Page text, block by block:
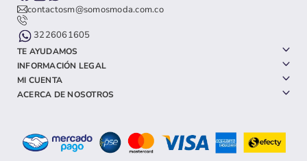
contactosm@somosmoda.com.co
3226061605
TE AYUDAMOS
INFORMACIÓN LEGAL
MI CUENTA
ACERCA DE NOSOTROS